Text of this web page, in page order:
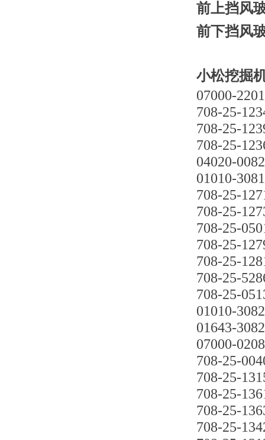
前上挡风
前下挡风
小松挖掘
07000-
708-25-
708-25-
708-25-
04020-
01010-
708-25-
708-25-
708-25-
708-25-
708-25-
708-25-
708-25-
01010-
01643-
07000-
708-25-
708-25-
708-25-
708-25-
708-25-